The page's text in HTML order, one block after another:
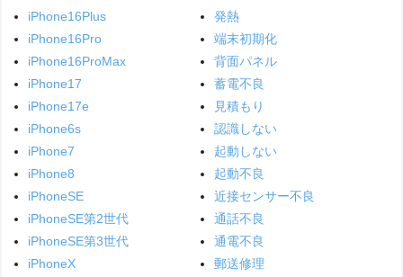
iPhone16Plus
iPhone16Pro
iPhone16ProMax
iPhone17
iPhone17e
iPhone6s
iPhone7
iPhone8
iPhoneSE
iPhoneSE第2世代
iPhoneSE第3世代
iPhoneX
発熱
端末初期化
背面パネル
蓄電不良
見積もり
認識しない
起動しない
起動不良
近接センサー不良
通話不良
通電不良
郵送修理